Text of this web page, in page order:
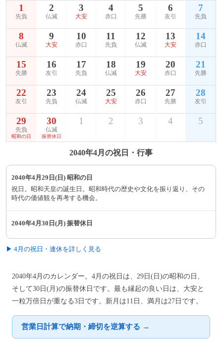
1
先負
2
仏滅
3
大安
4
赤口
5
先勝
6
友引
7
先負
8
仏滅
9
大安
10
赤口
11
先負
12
仏滅
13
大安
14
赤口
15
先勝
16
友引
17
先負
18
仏滅
19
大安
20
赤口
21
先勝
22
友引
23
先負
24
仏滅
25
大安
26
赤口
27
先勝
28
友引
29
先負
昭和の日
30
仏滅
振替休日
1 2 3 4 5
2040年4月の祝日・行事
2040年4月29日(日) 昭和の日
祝日。昭和天皇の誕生日。昭和時代の歴史や文化を振り返り、その
時代の価値観を再考する機会。
2040年4月30日(月) 振替休日
▶ 4月の祝日・連休を詳しく見る
2040年4月のカレンダー。4月の祝日は、29日(日)の昭和の日、
そして30日(月)の振替休日です。最も縁起の良い日は、大安と
一粒万倍日が重なる3日です。新月は11日、満月は27日です。
営業日計算で納期・締切を逆算する →